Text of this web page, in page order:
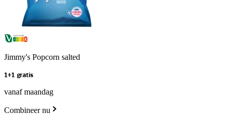
Jimmy's Popcorn salted
1+1 gratis
vanaf maandag
Combineer nu